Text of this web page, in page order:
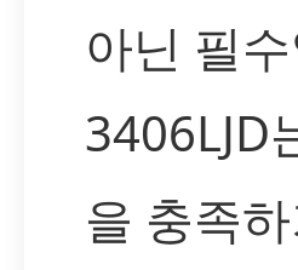
아닌 필
3406LJD
을 충족